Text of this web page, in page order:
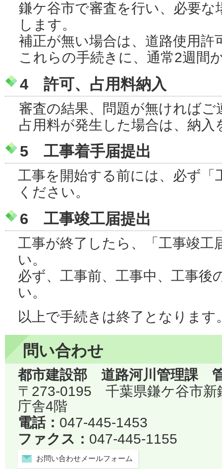
鎌ケ谷市で審査を行い、必要
します。
補正が無い場合は、道路使用許
これらの手続きに、通常2週間
4 許可、占用料納入
審査の結果、問題が無ければ
占用料が発生した場合は、納
5 工事着手届提出
工事を開始する前には、必ず「
ください。
6 工事竣工届提出
工事が終了したら、「工事竣工
い。
必ず、工事前、工事中、工事後
い。
以上で手続きは終了となります
問い合わせ
都市建設部 道路河川管理課
〒273-0195 千葉県鎌ケ谷市
庁舎4階
電話： 047-445-1453
ファクス： 047-445-1155
お問い合わせメールフォーム